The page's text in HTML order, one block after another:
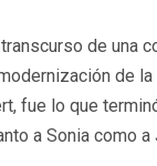
de una
de
fue lo que
a Sonia como